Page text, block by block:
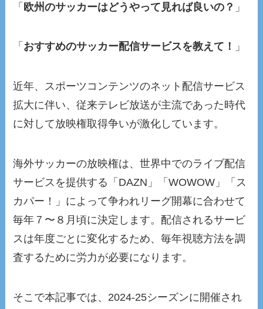
「 欧州のサッカーはどうやって見れば良いの？ 」
「 おすすめのサッカー配信サービスを教えて！ 」
近年、スポーツコンテンツのネット配信サービス
拡大に伴い、従来テレビ放送が主流であった時代
に対して放映権取得争いが激化しています。
海外サッカーの放映権は、世界中でのライブ配信
サービスを提供する「DAZN」「WOWOW」「ス
カパー！」によって争われリーグ開幕に合わせて
毎年７〜８月頃に決定します。配信されるサービ
スは年度ごとに変化するため、毎年視聴方法を調
査するために労力が必要になります。
そこで本記事では、2024-25シーズンに開催され